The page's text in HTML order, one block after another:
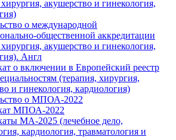
акушерство и гинекология,
о международной
общественной аккредитации
акушерство и гинекология,
Англ
о включении в Европейский реестр
(терапия, хирургия,
и гинекология, кардиология)
о МПОА-2022
МПОА-2022
МА-2025 (лечебное дело,
кардиология, травматология и